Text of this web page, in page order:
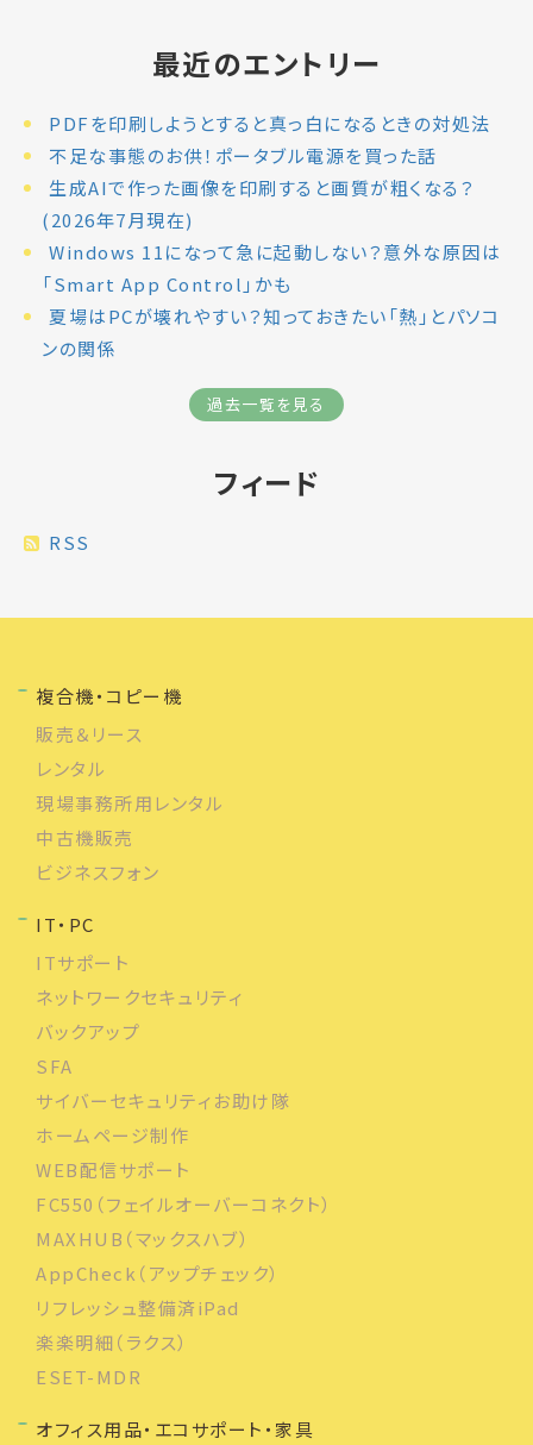
最近のエントリー
PDFを印刷しようとすると真っ白になるときの対処法
不足な事態のお供！ポータブル電源を買った話
生成AIで作った画像を印刷すると画質が粗くなる？
(2026年7月現在)
Windows 11になって急に起動しない？意外な原因は
「Smart App Control」かも
夏場はPCが壊れやすい？知っておきたい「熱」とパソコ
ンの関係
過去一覧を見る
フィード
RSS
複合機・コピー機
販売＆リース
レンタル
現場事務所用レンタル
中古機販売
ビジネスフォン
IT・PC
ITサポート
ネットワークセキュリティ
バックアップ
SFA
サイバーセキュリティお助け隊
ホームページ制作
WEB配信サポート
FC550（フェイルオーバーコネクト）
MAXHUB（マックスハブ）
AppCheck（アップチェック）
リフレッシュ整備済iPad
楽楽明細（ラクス）
ESET-MDR
オフィス用品・エコサポート・家具